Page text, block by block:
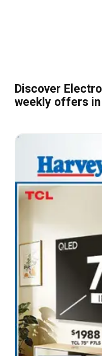
Discover
weekly offers in